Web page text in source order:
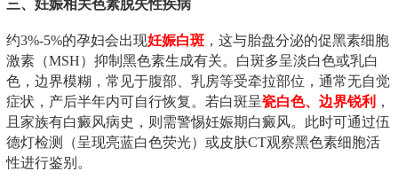
三、妊娠相关色素脱失性疾病
约3%-5%的孕妇会出现妊娠白斑 ，这与胎盘分泌的促黑素细胞
激素（MSH）抑制黑色素生成有关。白斑多呈淡白色或乳白
色，边界模糊，常见于腹部、乳房等受牵拉部位，通常无自觉
症状，产后半年内可自行恢复。若白斑呈瓷白色、边界锐利 ，
且家族有白癜风病史，则需警惕妊娠期白癜风。此时可通过伍
德灯检测（呈现亮蓝白色荧光）或皮肤CT观察黑色素细胞活
性进行鉴别。